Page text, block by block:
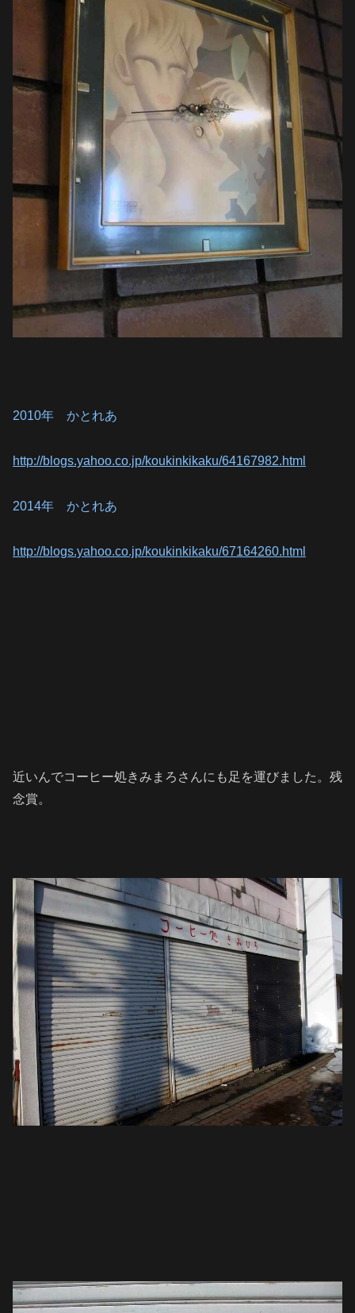
2010年 かとれあ
http://blogs.yahoo.co.jp/koukinkikaku/64167982.html
2014年 かとれあ
http://blogs.yahoo.co.jp/koukinkikaku/67164260.html
近いんでコーヒー処きみまろさんにも足を運びました。残
念賞。